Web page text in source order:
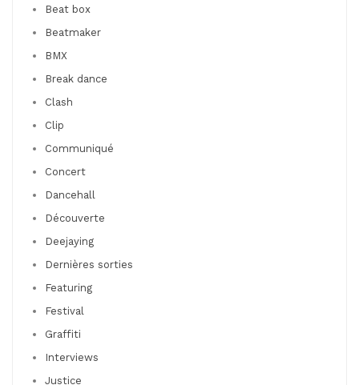
Beat box
Beatmaker
BMX
Break dance
Clash
Clip
Communiqué
Concert
Dancehall
Découverte
Deejaying
Dernières sorties
Featuring
Festival
Graffiti
Interviews
Justice